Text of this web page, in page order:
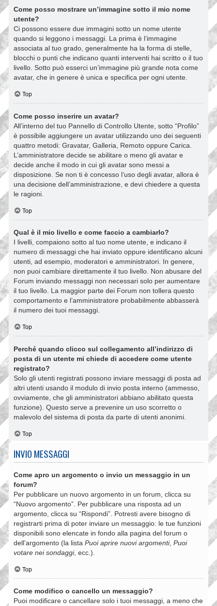
Come posso mostrare un’immagine sotto il mio nome
utente?
Ci possono essere due immagini sotto un nome utente
quando si leggono i messaggi. La prima è l’immagine
associata al tuo grado, generalmente ha la forma di stelle,
blocchi o punti che indicano quanti interventi hai scritto o il tuo
livello. Sotto può esserci un’immagine più grande nota come
avatar, che in genere è unica e specifica per ogni utente.
Top
Come posso inserire un avatar?
All’interno del tuo Pannello di Controllo Utente, sotto “Profilo”
è possibile aggiungere un avatar utilizzando uno dei seguenti
quattro metodi: Gravatar, Galleria, Remoto oppure Carica.
L’amministratore decide se abilitare o meno gli avatar e
decide anche il modo in cui gli avatar sono messi a
disposizione. Se non ti è concesso l’uso degli avatar, allora è
una decisione dell’amministrazione, e devi chiedere a questa
le ragioni.
Top
Qual è il mio livello e come faccio a cambiarlo?
I livelli, compaiono sotto al tuo nome utente, e indicano il
numero di messaggi che hai inviato oppure identificano alcuni
utenti, ad esempio, moderatori e amministratori. In genere,
non puoi cambiare direttamente il tuo livello. Non abusare del
Forum inviando messaggi non necessari solo per aumentare
il tuo livello. La maggior parte dei Forum non tollera questo
comportamento e l’amministratore probabilmente abbasserà
il numero dei tuoi messaggi.
Top
Perché quando clicco sul collegamento all’indirizzo di
posta di un utente mi chiede di accedere come utente
registrato?
Solo gli utenti registrati possono inviare messaggi di posta ad
altri utenti usando il modulo di invio posta interno (ammesso,
ovviamente, che gli amministratori abbiano abilitato questa
funzione). Questo serve a prevenire un uso scorretto o
malevolo del sistema di posta da parte di utenti anonimi.
Top
INVIO MESSAGGI
Come apro un argomento o invio un messaggio in un
forum?
Per pubblicare un nuovo argomento in un forum, clicca su
“Nuovo argomento”. Per pubblicare una risposta ad un
argomento, clicca su “Rispondi”. Potresti avere bisogno di
registrarti prima di poter inviare un messaggio: le tue funzioni
disponibili sono elencate in fondo alla pagina del forum o
dell’argomento (la lista Puoi aprire nuovi argomenti, Puoi
votare nei sondaggi, ecc.).
Top
Come modifico o cancello un messaggio?
Puoi modificare o cancellare solo i tuoi messaggi, a meno che